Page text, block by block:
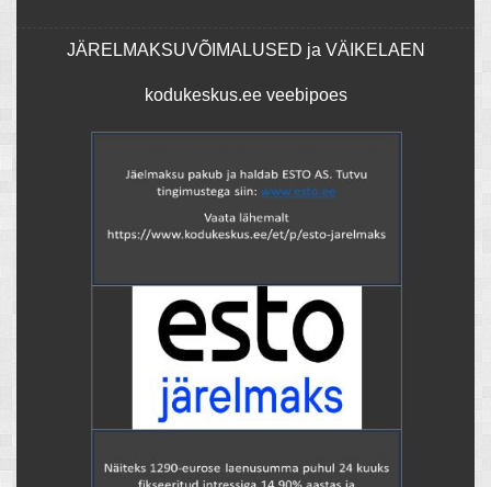
JÄRELMAKSUVÕIMALUSED ja VÄIKELAEN
kodukeskus.ee veebipoes